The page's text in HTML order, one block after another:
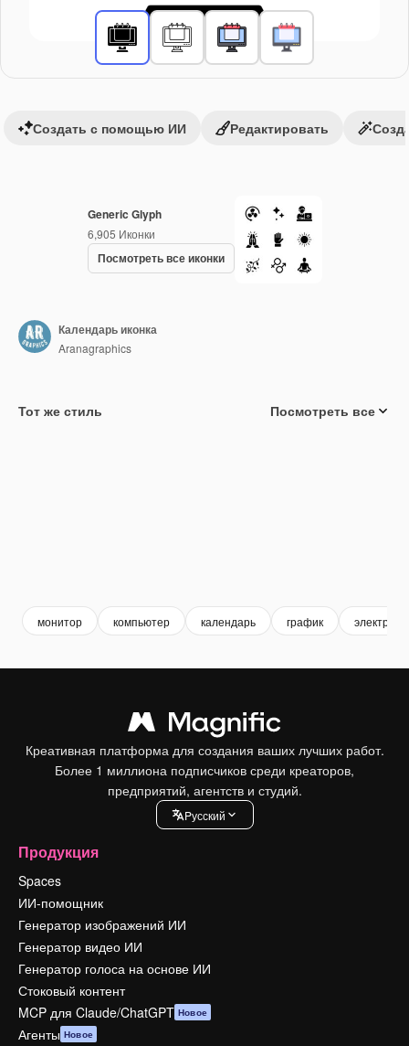
Generic Glyph
6,905 Иконки
Посмотреть все иконки
Создать с помощью ИИ Редактировать
Календарь иконка
Aranagraphics
Тот же стиль Посмотреть все
монитор компьютер календарь график
Креативная платформа для создания ваших лучших работ.
Более 1 миллиона подписчиков среди креаторов,
предприятий, агентств и студий.
Pусский
Продукция
Spaces
ИИ-помощник
Генератор изображений ИИ
Генератор видео ИИ
Генератор голоса на основе ИИ
Стоковый контент
MCP для Claude/ChatGPT Новое
Агенты Новое